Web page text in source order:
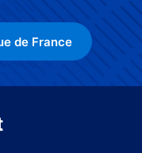
de France